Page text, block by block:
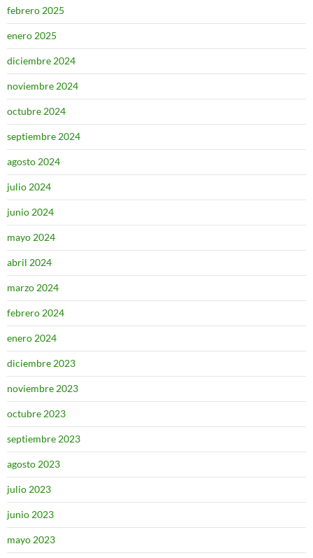
febrero 2025
enero 2025
diciembre 2024
noviembre 2024
octubre 2024
septiembre 2024
agosto 2024
julio 2024
junio 2024
mayo 2024
abril 2024
marzo 2024
febrero 2024
enero 2024
diciembre 2023
noviembre 2023
octubre 2023
septiembre 2023
agosto 2023
julio 2023
junio 2023
mayo 2023